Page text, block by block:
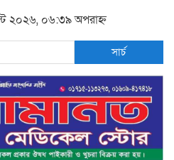
২০২৬, ০৬:৩৯ অপরাহ্ন
সার্চ